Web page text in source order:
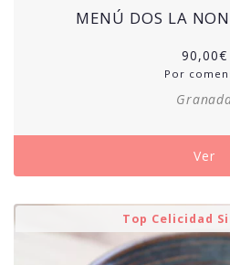
MENÚ DOS LA
90,00€
Por
Ver
Top Celicidad